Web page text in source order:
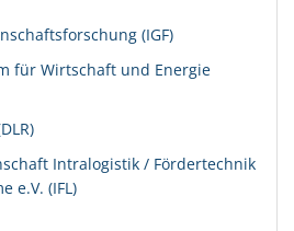
(IGF)
für Wirtschaft und Energie
Intralogistik / Fördertechnik
e.V. (IFL)